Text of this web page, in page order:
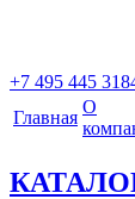
+7 495 445
Главная
О